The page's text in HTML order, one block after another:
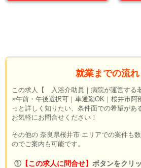
就業までの流れ
この求人【 入浴介助員｜病院が運営する
×午前・午後選択可｜車通勤OK｜桜井市
っと詳しく知りたい、条件面での希望があ
お気軽にお問合せください！
その他の 奈良県桜井市 エリアでの案件も
のでご案内も可能です。
① 【この求人に問合せ】 ボタンをクリ